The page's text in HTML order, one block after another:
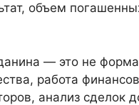
объем
— это не
работа
анализ сделок